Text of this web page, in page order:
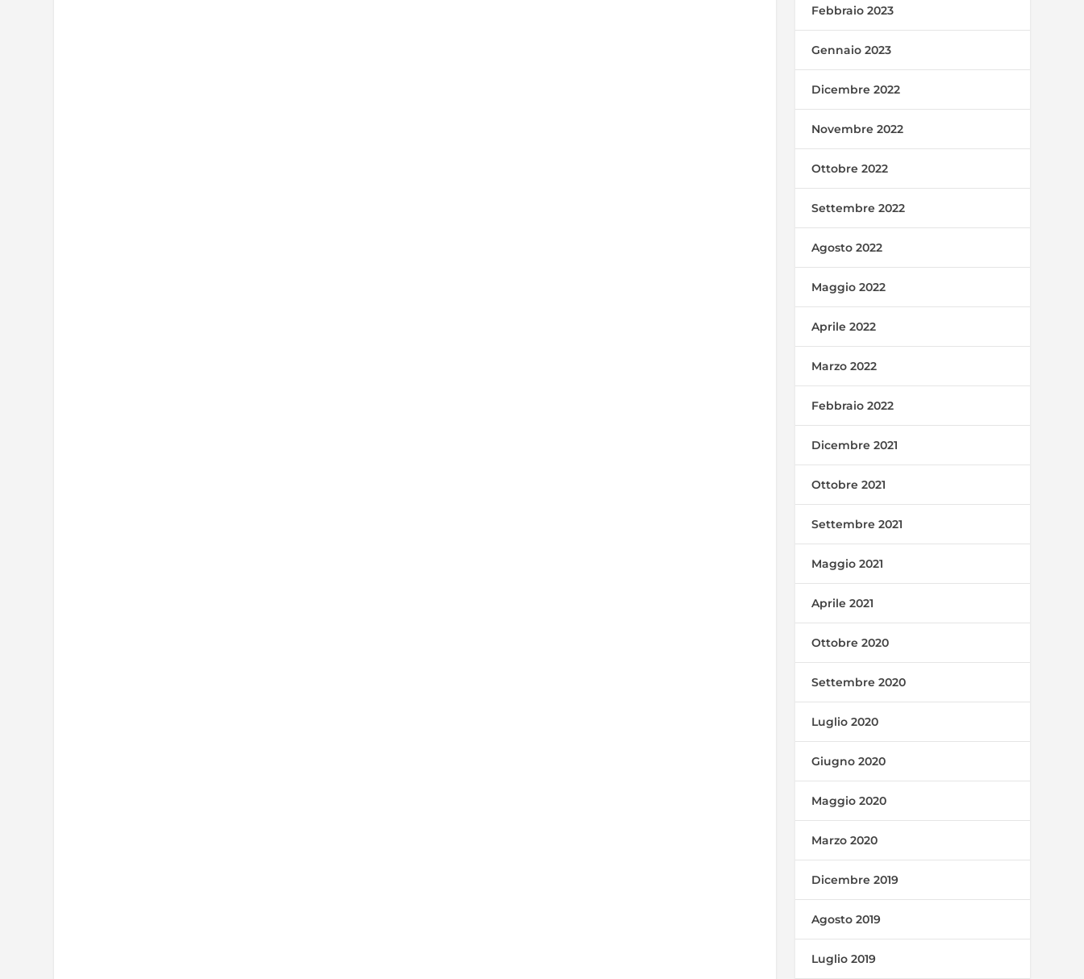
Febbraio 2023
Gennaio 2023
Dicembre 2022
Novembre 2022
Ottobre 2022
Settembre 2022
Agosto 2022
Maggio 2022
Aprile 2022
Marzo 2022
Febbraio 2022
Dicembre 2021
Ottobre 2021
Settembre 2021
Maggio 2021
Aprile 2021
Ottobre 2020
Settembre 2020
Luglio 2020
Giugno 2020
Maggio 2020
Marzo 2020
Dicembre 2019
Agosto 2019
Luglio 2019